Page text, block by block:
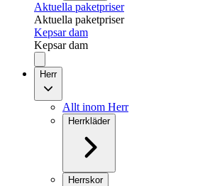
Aktuella paketpriser
Aktuella paketpriser
Kepsar dam
Kepsar dam
Herr
Allt inom Herr
Herrkläder
Herrskor